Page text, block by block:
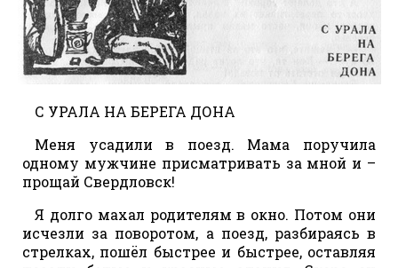
С УРАЛА НА БЕРЕГА ДОНА
Меня усадили в поезд. Мама поручила
одному мужчине присматривать за мной и –
прощай Свердловск!
Я долго махал родителям в окно. Потом они
исчезли за поворотом, а поезд, разбираясь в
стрелках, пошёл быстрее и быстрее, оставляя